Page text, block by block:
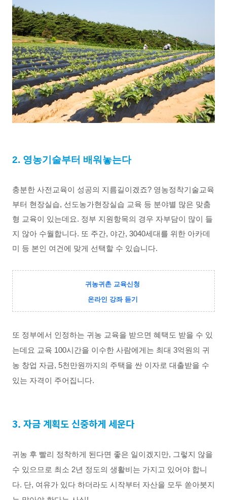
2. 영농기술부터 배워놓는다
충분한 사전교육이 성공의 지름길이겠죠? 영농정착기술교육
부터 현장실습, 선도농가현장실습 교육 등 분야별 많은 맞춤
형 교육이 있는데요. 정부 지원항목의 경우 자부담이 많이 들
지 않아 수월합니다. 또 주간, 야간, 3040세대를 위한 아카데
미 등 본인 여건에 맞게 선택할 수 있습니다.
귀농귀촌 교육신청
온라인 강좌 듣기
또 정부에서 인정하는 귀농 교육을 받으면 혜택도 받을 수 있
는데요 교육 100시간을 이수한 사람에게는 최대 3억원의 귀
농 창업 자금, 5천만원까지의 주택을 싼 이자로 대출받을 수
있는 자격이 주어집니다.
3. 자금 계획도 신중하게 세운다
귀농 후 빨리 정착하게 된다면 좋은 일이겠지만, 그렇지 않을
수 있으므로 최소 2년 정도의 생활비는 가지고 있어야 합니
다. 단, 여유가 있다 하더라도 시작부터 자산을 모두 쏟아붓지